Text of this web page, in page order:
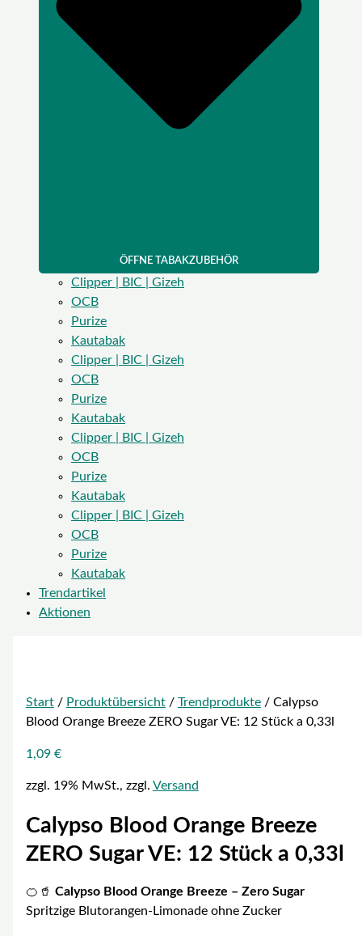
ÖFFNE TABAKZUBEHÖR
Clipper | BIC | Gizeh
OCB
Purize
Kautabak
Clipper | BIC | Gizeh
OCB
Purize
Kautabak
Clipper | BIC | Gizeh
OCB
Purize
Kautabak
Clipper | BIC | Gizeh
OCB
Purize
Kautabak
Trendartikel
Aktionen
Start/ Produktübersicht/ Trendprodukte/ Calypso
Blood Orange Breeze ZERO Sugar VE: 12 Stück a 0,33l
1,09 €
zzgl. 19% MwSt., zzgl. Versand
Calypso Blood Orange Breeze
ZERO Sugar VE: 12 Stück a 0,33l
🍊🥤 CalypsoBlood Orange Breeze – Zero Sugar
Spritzige Blutorangen-Limonade ohne Zucker